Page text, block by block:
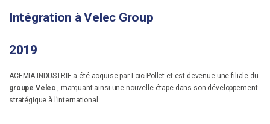
Intégration à Velec Group
2019
ACEMIA INDUSTRIE a été acquise par Loïc Pollet et est devenue une filiale du
groupe Velec , marquant ainsi une nouvelle étape dans son développement
stratégique à l’international.